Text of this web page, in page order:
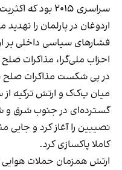
سراسری ۲۰۱۵
اردوغان در پارلمان را
فشارهای سیاسی داخلی بر
احزاب ملی‌گرا، مذاکرات
در پی شکست مذاکرات صلح
میان پ‌ک‌ک و ارتش ترکیه
گسترده‌ای در جنوب شرق و
نصیبین را آغاز کرد و جایی
کاملا پاکسازی کرد.
ارتش همزمان حملات هوایی